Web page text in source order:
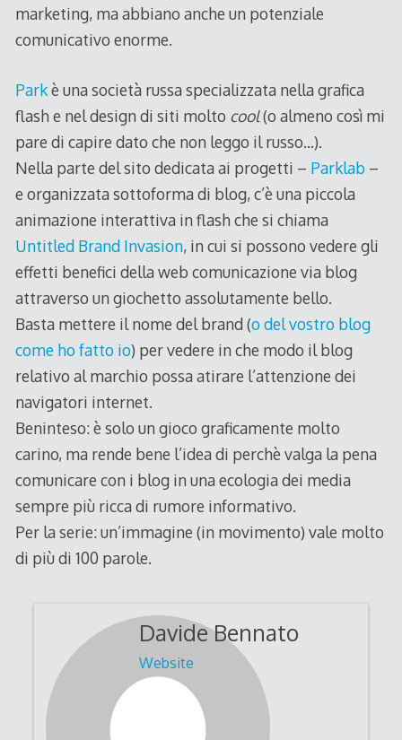
marketing, ma abbiano anche un potenziale
comunicativo enorme.
Parkè una società russa specializzata nella grafica
flash e nel design di siti molto cool(o almeno così mi
pare di capire dato che non leggo il russo…).
Nella parte del sito dedicata ai progetti – Parklab –
e organizzata sottoforma di blog, c’è una piccola
animazione interattiva in flash che si chiama
Untitled Brand Invasion, in cui si possono vedere gli
effetti benefici della web comunicazione via blog
attraverso un giochetto assolutamente bello.
Basta mettere il nome del brand (o del vostro blog
come ho fatto io) per vedere in che modo il blog
relativo al marchio possa atirare l’attenzione dei
navigatori internet.
Beninteso: è solo un gioco graficamente molto
carino, ma rende bene l’idea di perchè valga la pena
comunicare con i blog in una ecologia dei media
sempre più ricca di rumore informativo.
Per la serie: un’immagine (in movimento) vale molto
di più di 100 parole.
Davide Bennato
Website